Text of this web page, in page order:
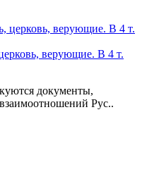
верующие. В 4 т.
документы,
Рус..